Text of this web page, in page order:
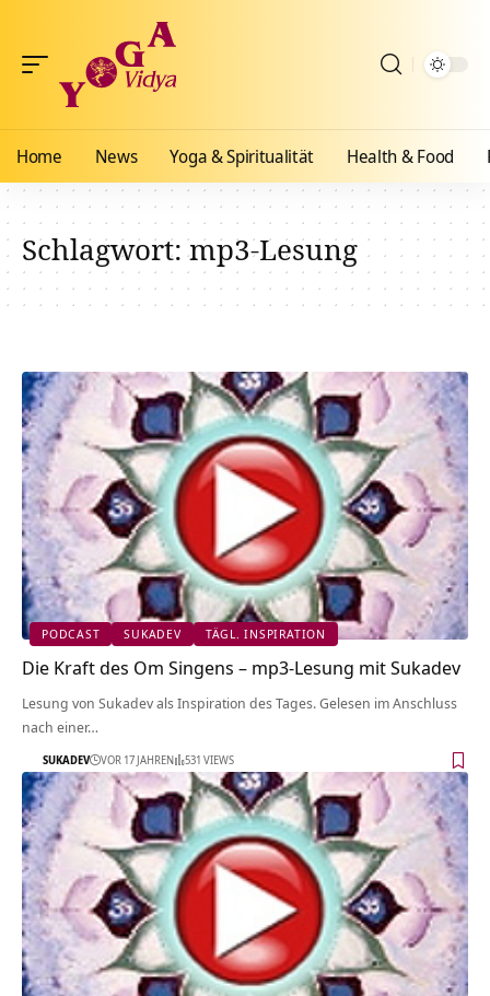
Home News Yoga & Spiritualität Health & Food
Schlagwort:mp3-Lesung
PODCAST SUKADEV TÄGL. INSPIRATION
Die Kraft des Om Singens – mp3-Lesung mit Sukadev
Lesung von Sukadev als Inspiration des Tages. Gelesen im Anschluss
nach einer…
SUKADEV VOR 17 JAHREN 531 VIEWS